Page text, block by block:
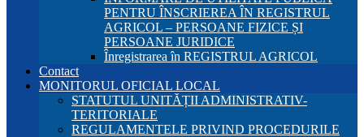
PENTRU ÎNSCRIEREA ÎN REGISTRUL
AGRICOL – PERSOANE FIZICE ȘI
PERSOANE JURIDICE
Înregistrarea în REGISTRUL AGRICOL
Contact
MONITORUL OFICIAL LOCAL
STATUTUL UNITĂȚII ADMINISTRATIV-
TERITORIALE
REGULAMENTELE PRIVIND PROCEDURILE